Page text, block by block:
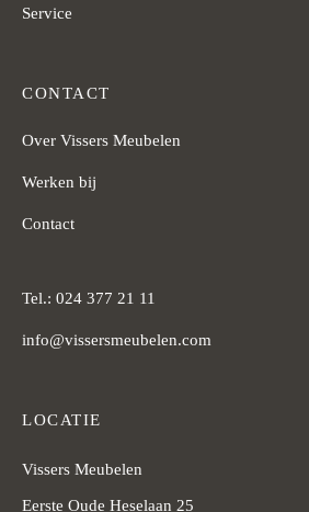
Service
CONTACT
Over Vissers Meubelen
Werken bij
Contact
Tel.: 024 377 21 11
info@vissersmeubelen.com
LOCATIE
Vissers Meubelen
Eerste Oude Heselaan 25